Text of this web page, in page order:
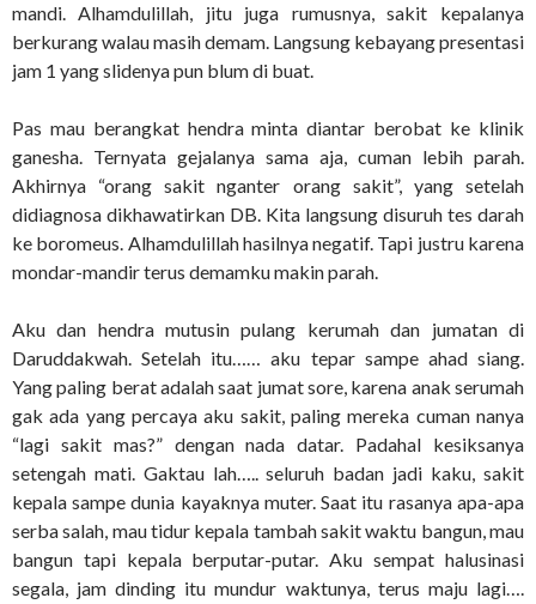
mandi. Alhamdulillah, jitu juga rumusnya, sakit kepalanya
berkurang walau masih demam. Langsung kebayang presentasi
jam 1 yang slidenya pun blum di buat.
Pas mau berangkat hendra minta diantar berobat ke klinik
ganesha. Ternyata gejalanya sama aja, cuman lebih parah.
Akhirnya “orang sakit nganter orang sakit”, yang setelah
didiagnosa dikhawatirkan DB. Kita langsung disuruh tes darah
ke boromeus. Alhamdulillah hasilnya negatif. Tapi justru karena
mondar-mandir terus demamku makin parah.
Aku dan hendra mutusin pulang kerumah dan jumatan di
Daruddakwah. Setelah itu…… aku tepar sampe ahad siang.
Yang paling berat adalah saat jumat sore, karena anak serumah
gak ada yang percaya aku sakit, paling mereka cuman nanya
“lagi sakit mas?” dengan nada datar. Padahal kesiksanya
setengah mati. Gaktau lah….. seluruh badan jadi kaku, sakit
kepala sampe dunia kayaknya muter. Saat itu rasanya apa-apa
serba salah, mau tidur kepala tambah sakit waktu bangun, mau
bangun tapi kepala berputar-putar. Aku sempat halusinasi
segala, jam dinding itu mundur waktunya, terus maju lagi….